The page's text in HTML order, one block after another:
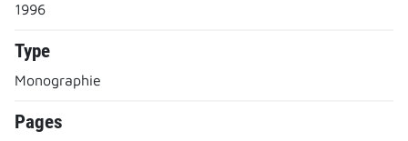
1996
Type
Monographie
Pages